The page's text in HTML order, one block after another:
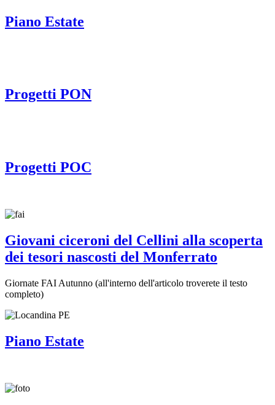
Piano Estate
Progetti PON
Progetti POC
Giovani ciceroni del Cellini alla scoperta
dei tesori nascosti del Monferrato
Giornate FAI Autunno (all'interno dell'articolo troverete il testo
completo)
Piano Estate